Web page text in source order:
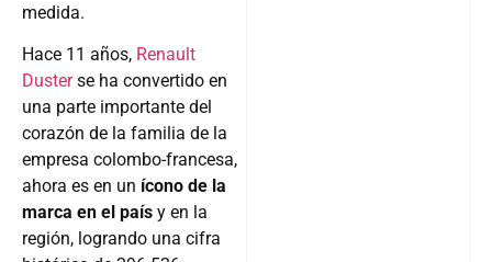
medida.
Hace 11 años, Renault
Dusterse ha convertido en
una parte importante del
corazón de la familia de la
empresa colombo-francesa,
ahora es en un ícono de la
marca en el país y en la
región, logrando una cifra